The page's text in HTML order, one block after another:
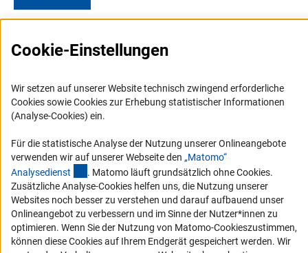
Service
RSS-Feed
Barrierefreiheit
Erklärung zur Barrierefreiheit
Barriere melden
Links
Cookie-Einstellungen
Wir setzen auf unserer Website technisch zwingend erforderliche
Cookies sowie Cookies zur Erhebung statistischer Informationen
(Analyse-Cookies) ein.
Für die statistische Analyse der Nutzung unserer Onlineangebote
verwenden wir auf unserer Webseite den „Matomo“
Analysedienst (externer Link)
. Matomo läuft grundsätzlich ohne Cookies.
Zusätzliche Analyse-Cookies helfen uns, die Nutzung unserer
Websites noch besser zu verstehen und darauf aufbauend unser
Onlineangebot zu verbessern und im Sinne der Nutzer*innen zu
optimieren. Wenn Sie der Nutzung von Matomo-Cookieszustimmen,
können diese Cookies auf Ihrem Endgerät gespeichert werden. Wir